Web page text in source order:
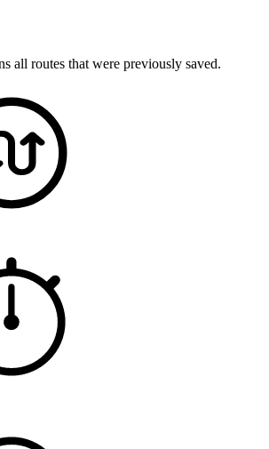
all routes that were previously saved.